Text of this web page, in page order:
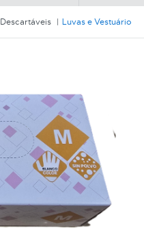
Descartáveis Luvas e Vestuário